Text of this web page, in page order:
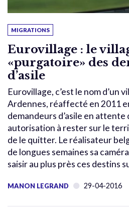
MIGRATIONS
Eurovillage : le
«purgatoire» des
d’asile
Eurovillage, c’est le nom d’un
Ardennes, réaffecté en 2011
demandeurs d’asile en
autorisation à rester sur le
de le quitter. Le réalisateur
de longues semaines sa
saisir au plus près ces destins
MANON LEGRAND 29-04-2016